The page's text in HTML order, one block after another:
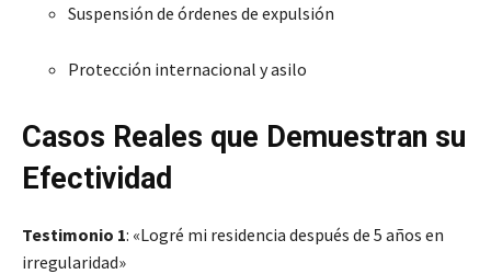
Suspensión de órdenes de expulsión
Protección internacional y asilo
Casos Reales que Demuestran su
Efectividad
Testimonio 1: «Logré mi residencia después de 5 años en
irregularidad»